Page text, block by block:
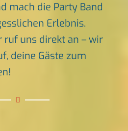
mach die Party Band
Erlebnis.
ruf uns direkt an – wir
deine Gäste zum